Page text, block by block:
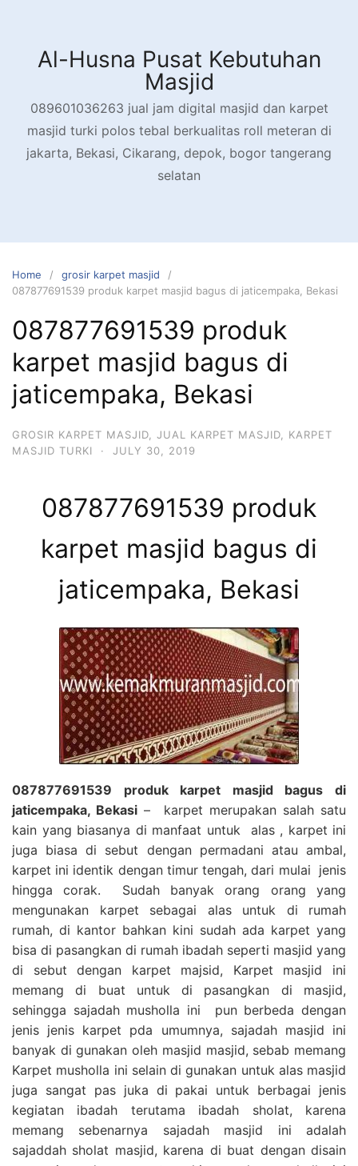
contentAl-Husna Pusat Kebutuhan
Masjid
089601036263 jual jam digital masjid dan karpet
masjid turki polos tebal berkualitas roll meteran di
jakarta, Bekasi, Cikarang, depok, bogor tangerang
selatan
Home
grosir karpet masjid
087877691539 produk karpet masjid bagus di jaticempaka, Bekasi
087877691539 produk
karpet masjid bagus di
jaticempaka, Bekasi
GROSIR KARPET MASJID JUAL KARPET MASJID
KARPET
MASJID TURKI
· JULY 30, 2019
087877691539 produk
karpet masjid bagus di
jaticempaka, Bekasi
087877691539 produk karpet masjid bagus di
jaticempaka, Bekasi – karpet merupakan salah satu
kain yang biasanya di manfaat untuk alas , karpet ini
juga biasa di sebut dengan permadani atau ambal,
karpet ini identik dengan timur tengah, dari mulai jenis
hingga corak. Sudah banyak orang orang yang
mengunakan karpet sebagai alas untuk di rumah
rumah, di kantor bahkan kini sudah ada karpet yang
bisa di pasangkan di rumah ibadah seperti masjid yang
di sebut dengan karpet majsid, Karpet masjid ini
memang di buat untuk di pasangkan di masjid,
sehingga sajadah musholla ini pun berbeda dengan
jenis jenis karpet pda umumnya, sajadah masjid ini
banyak di gunakan oleh masjid masjid, sebab memang
Karpet musholla ini selain di gunakan untuk alas masjid
juga sangat pas juka di pakai untuk berbagai jenis
kegiatan ibadah terutama ibadah sholat, karena
memang sebenarnya sajadah masjid ini adalah
sajaddah sholat masjid, karena di buat dengan disain